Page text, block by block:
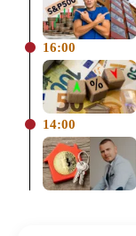
16:00
14:00